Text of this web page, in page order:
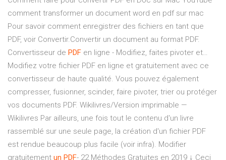
comment transformer un document word en pdf sur mac
Pour savoir comment enregistrer des fichiers en tant que
PDF, voir Convertir.Convertir un document au format PDF.
Convertisseur de PDF en ligne - Modifiez, faites pivoter et…
Modifiez votre fichier PDF en ligne et gratuitement avec ce
convertisseur de haute qualité. Vous pouvez également
compresser, fusionner, scinder, faire pivoter, trier ou protéger
vos documents PDF. Wikilivres/Version imprimable —
Wikilivres Par ailleurs, une fois tout le contenu d'un livre
rassemblé sur une seule page, la création d'un fichier PDF
est rendue beaucoup plus facile (voir infra). Modifier
gratuitement un PDF- 22 Méthodes Gratuites en 2019 ↓ Ceci